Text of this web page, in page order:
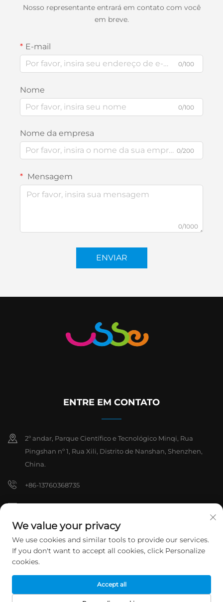
Nosso representante entrará em contato com você
em breve.
E-mail
0/100
Nome
0/100
Nome da empresa
0/200
Mensagem
0/1000
ENVIAR
ENTRE EM CONTATO
2º andar, Parque Científico e Tecnológico Minqi, Rua
Pingshan nº 1, Rua Xili, Distrito de Nanshan, Shenzhen,
China.
+86-13760368735
Direitos autorais © 2026 Shenzhen Hanchuan Industrial Co., Ltd.
Todos os direitos reservados. Política de Privacidade
We value your privacy
We use cookies and similar tools to provide our services.
If you don't want to accept all cookies, click Personalize
cookies.
Accept all